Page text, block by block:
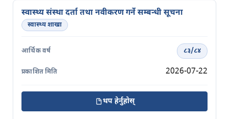
स्वास्थ्य संस्था दर्ता तथा नवीकरण गर्ने सम्बन्धी सूचना
स्वास्थ्य शाखा
८३/८४
2026-07-22
थप हेर्नुहोस्